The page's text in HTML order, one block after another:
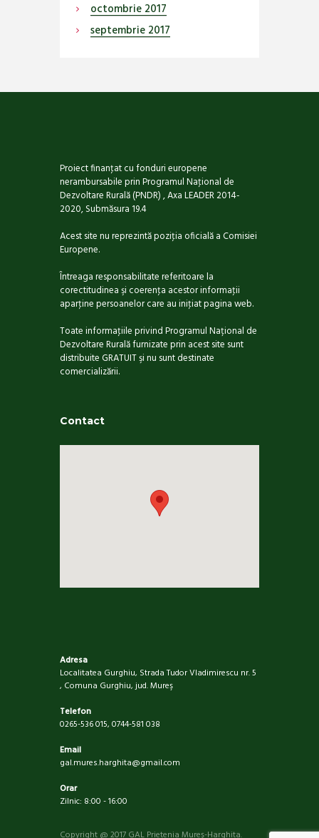
octombrie 2017
septembrie 2017
Proiect finanţat cu fonduri europene
nerambursabile prin Programul Naţional de
Dezvoltare Rurală (PNDR) , Axa LEADER 2014-
2020, Submăsura 19.4
Acest site nu reprezintă poziţia oficială a Comisiei
Europene.
Întreaga responsabilitate referitoare la
corectitudinea şi coerenţa acestor informaţii
aparţine persoanelor care au iniţiat pagina web.
Toate informaţiile privind Programul Național de
Dezvoltare Rurală furnizate prin acest site sunt
distribuite GRATUIT şi nu sunt destinate
comercializării.
Contact
Adresa
Localitatea Gurghiu, Strada Tudor Vladimirescu nr. 5
, Comuna Gurghiu, jud. Mureş
Telefon
0265-536 015, 0744-581 038
Email
gal.mures.harghita@gmail.com
Orar
Zilnic: 8:00 - 16:00